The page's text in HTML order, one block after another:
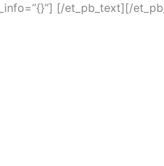
[/et_pb_text][/